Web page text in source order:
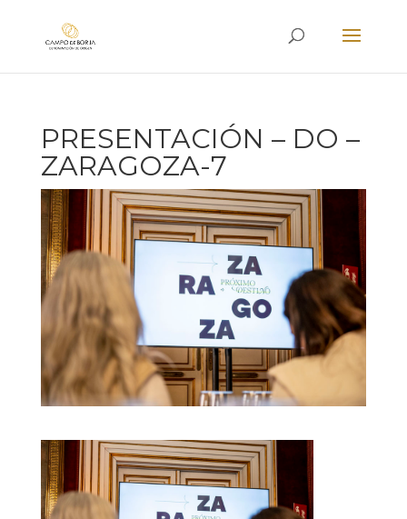
PRESENTACIÓN – DO –
ZARAGOZA-7